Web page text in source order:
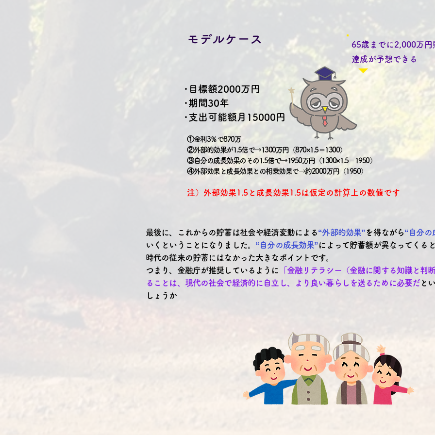
​･目標額2000万円
･期間30年
･支出可能額月15000円
​モデルケース
65歳までに2,000万円
達成が予想できる
①金利3％で870万
②外部的効果が1.5倍で→1300万円（870×1.5＝1300）
③自分の成長効果のその1.5倍で→1950万円（1300×1.5＝1950）
④外部効果と成長効果との相乗効果で→約2000万円（1950）
注）外部効果1.5と成長効果1.5は仮定の計算上の数値です
最後に、これからの貯蓄は社会や経済変動による“外部的効果”を得ながら“自分の
いくということになりました。 “自分の成長効果”によって貯蓄額が異なってくる
時代の従来の貯蓄にはなかった大きなポイントです。
つまり、金融庁が推奨しているように
「金融リテラシー（金融に関する知識と判
ることは、現代の社会で経済的に自立し、より良い暮らしを送るために必要だと
しょうか